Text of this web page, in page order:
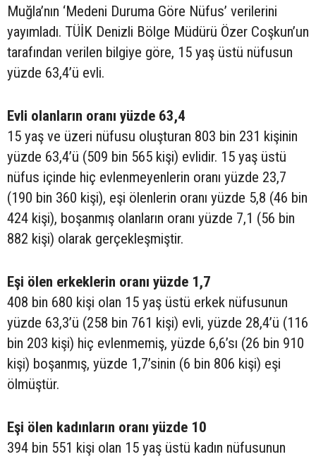
Muğla’nın ‘Medeni Duruma Göre Nüfus’ verilerini
yayımladı. TÜİK Denizli Bölge Müdürü Özer Coşkun’un
tarafından verilen bilgiye göre, 15 yaş üstü nüfusun
yüzde 63,4’ü evli.
Evli olanların oranı yüzde 63,4
15 yaş ve üzeri nüfusu oluşturan 803 bin 231 kişinin
yüzde 63,4’ü (509 bin 565 kişi) evlidir. 15 yaş üstü
nüfus içinde hiç evlenmeyenlerin oranı yüzde 23,7
(190 bin 360 kişi), eşi ölenlerin oranı yüzde 5,8 (46 bin
424 kişi), boşanmış olanların oranı yüzde 7,1 (56 bin
882 kişi) olarak gerçekleşmiştir.
Eşi ölen erkeklerin oranı yüzde 1,7
408 bin 680 kişi olan 15 yaş üstü erkek nüfusunun
yüzde 63,3’ü (258 bin 761 kişi) evli, yüzde 28,4’ü (116
bin 203 kişi) hiç evlenmemiş, yüzde 6,6’sı (26 bin 910
kişi) boşanmış, yüzde 1,7’sinin (6 bin 806 kişi) eşi
ölmüştür.
Eşi ölen kadınların oranı yüzde 10
394 bin 551 kişi olan 15 yaş üstü kadın nüfusunun